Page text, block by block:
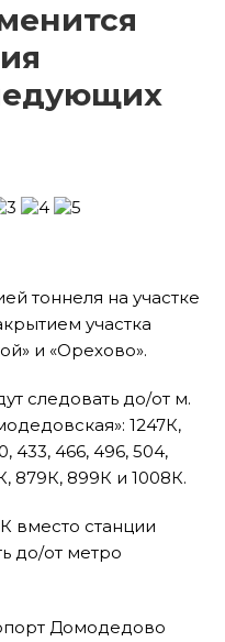
тоннеля на участке
участка
и «Орехово».
следовать до/от м.
1247К,
433, 466, 496, 504,
879К, 899К и 1008К.
вместо станции
до/от метро
Домодедово